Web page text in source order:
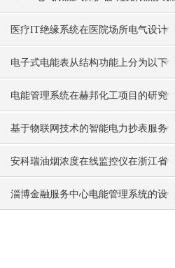
保护 过载保护
医疗IT绝缘系统在医院场所电气设计
中的应用
电子式电能表从结构功能上分为以下
三个部分
电能管理系统在赫邦化工项目的研究
与应用
基于物联网技术的智能电力抄表服务
平台
安科瑞油烟浓度在线监控仪在浙江省
某市餐饮油烟监测治理项目中的应用
淄博金融服务中心电能管理系统的设